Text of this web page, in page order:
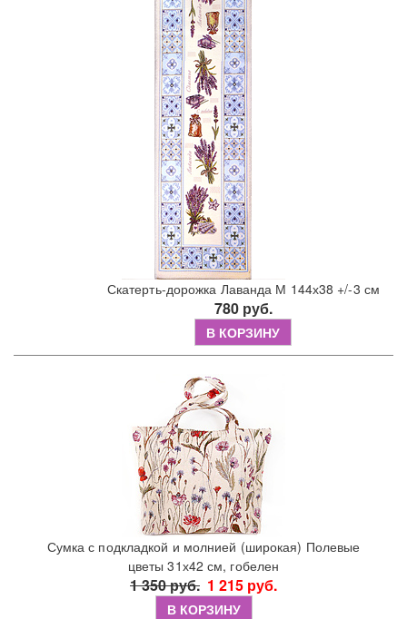
Скатерть-дорожка Лаванда М 144х38 +/-3 см
780 руб.
В КОРЗИНУ
Сумка с подкладкой и молнией (широкая) Полевые
цветы 31х42 см, гобелен
1 350 руб. 1 215 руб.
В КОРЗИНУ